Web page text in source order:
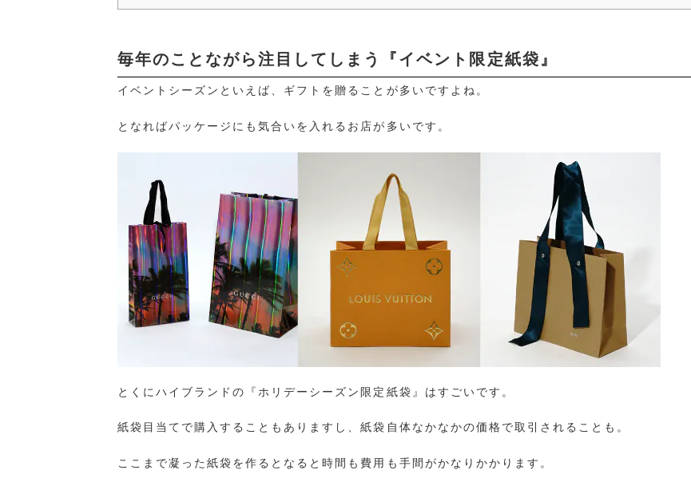
毎年のことながら注目してしまう『イベント限定紙袋』
イベントシーズンといえば、ギフトを贈ることが多いですよね。
となればパッケージにも気合いを入れるお店が多いです。
とくにハイブランドの『ホリデーシーズン限定紙袋』はすごいです。
紙袋目当てで購入することもありますし、紙袋自体なかなかの価格で取引されることも。
ここまで凝った紙袋を作るとなると時間も費用も手間がかなりかかります。